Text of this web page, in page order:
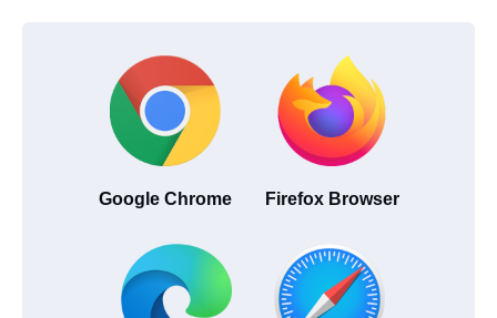
Google Chrome Firefox Browser